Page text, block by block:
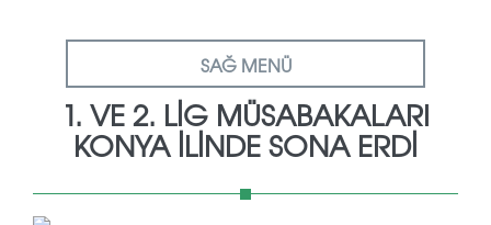
SAĞ MENÜ
1. VE 2. LIG MÜSABAKALARI
KONYA İLINDE SONA ERDI